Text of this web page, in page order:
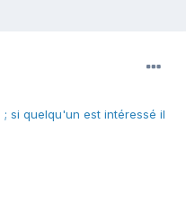
si quelqu'un est intéressé il